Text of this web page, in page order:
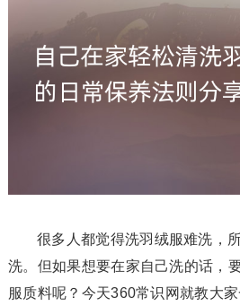
很多人都觉得洗羽绒服难洗，
洗。但如果想要在家自己洗的话，
服质料呢？今天360常识网就教大